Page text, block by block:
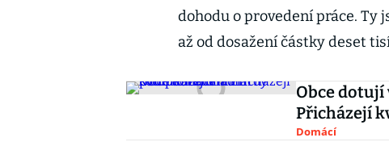
dohodu o provedení práce. Ty
až od dosažení částky deset
Obce
Přicházejí
Domácí